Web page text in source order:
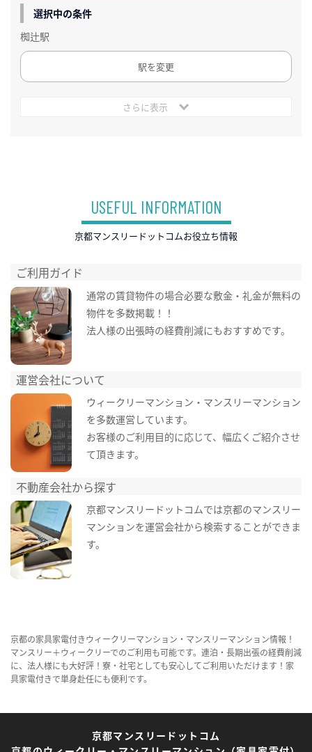
選択中の条件
椥辻駅
駅を変更
さらに表示
USEFUL INFORMATION
京都マンスリードットコムお役立ち情報
ご利用ガイド
通常の賃貸物件の場合必要な敷金・礼金が無料の
物件を多数掲載！！
法人様の出張時の経費削減にもおすすめです。
運営会社について
ウィークリーマンション・マンスリーマンション
を多数運営しています。
お客様のご利用目的に応じて、幅広くご紹介させ
て頂きます。
不動産会社から探す
京都マンスリードットコムでは京都のマンスリー
マンションを運営会社から検索することができま
す。
京都の家具家電付きウィークリーマンション・マンスリーマンション情報！
マンスリー＋ウィークリーでのご利用も可能です。連泊・長期出張の経費削減
に、法人様にも大好評！寮・社宅としても安心してご利用いただけます！家
具家電付きで単身赴任にも便利です。
京都マンスリードットコム